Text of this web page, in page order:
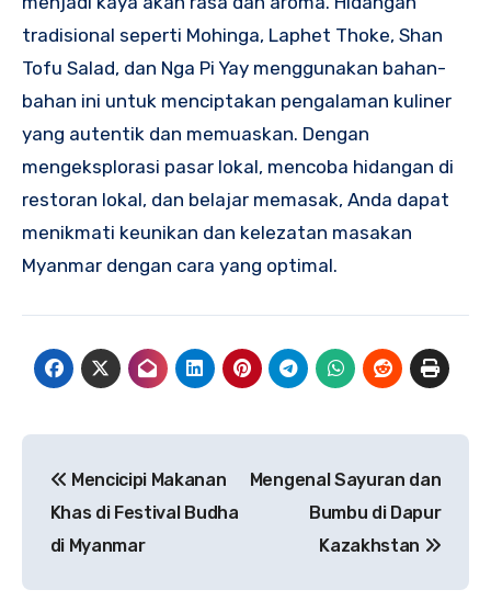
tradisional seperti Mohinga, Laphet Thoke, Shan
Tofu Salad, dan Nga Pi Yay menggunakan bahan-
bahan ini untuk menciptakan pengalaman kuliner
yang autentik dan memuaskan. Dengan
mengeksplorasi pasar lokal, mencoba hidangan di
restoran lokal, dan belajar memasak, Anda dapat
menikmati keunikan dan kelezatan masakan
Myanmar dengan cara yang optimal.
pos
Mencicipi Makanan
Khas di Festival Budha
di Myanmar
Mengenal Sayuran dan
Bumbu di Dapur
Kazakhstan